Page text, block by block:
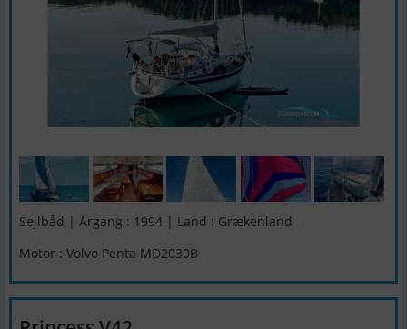
Sejlbåd | Årgang : 1994 | Land : Grækenland
Motor : Volvo Penta MD2030B